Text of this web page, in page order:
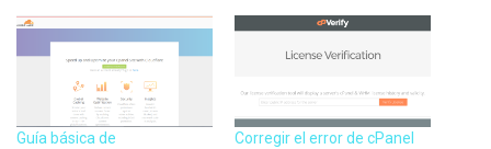
Guía básica de
Corregir el error de cPanel